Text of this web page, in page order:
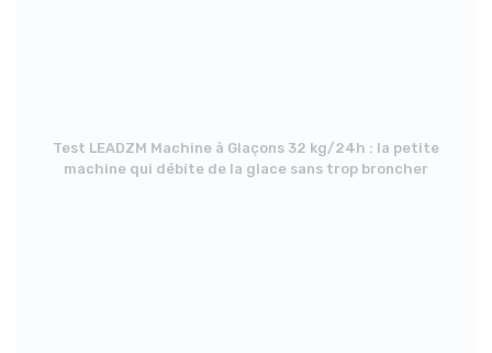
Test LEADZM Machine à Glaçons 32 kg/24h : la petite
machine qui débite de la glace sans trop broncher